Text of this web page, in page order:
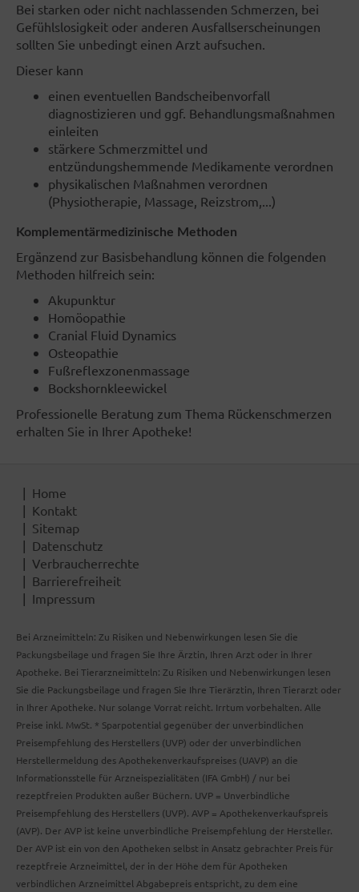
Bei starken oder nicht nachlassenden Schmerzen, bei
Gefühlslosigkeit oder anderen Ausfallserscheinungen
sollten Sie unbedingt einen Arzt aufsuchen.
Dieser kann
einen eventuellen Bandscheibenvorfall
diagnostizieren und ggf. Behandlungsmaßnahmen
einleiten
stärkere Schmerzmittel und
entzündungshemmende Medikamente verordnen
physikalischen Maßnahmen verordnen
(Physiotherapie, Massage, Reizstrom,...)
Komplementärmedizinische Methoden
Ergänzend zur Basisbehandlung können die folgenden
Methoden hilfreich sein:
Akupunktur
Homöopathie
Cranial Fluid Dynamics
Osteopathie
Fußreflexzonenmassage
Bockshornkleewickel
Professionelle Beratung zum Thema Rückenschmerzen
erhalten Sie in Ihrer Apotheke!
Home
Kontakt
Sitemap
Datenschutz
Verbraucherrechte
Barrierefreiheit
Impressum
Bei Arzneimitteln: Zu Risiken und Nebenwirkungen lesen Sie die
Packungsbeilage und fragen Sie Ihre Ärztin, Ihren Arzt oder in Ihrer
Apotheke. Bei Tierarzneimitteln: Zu Risiken und Nebenwirkungen lesen
Sie die Packungsbeilage und fragen Sie Ihre Tierärztin, Ihren Tierarzt oder
in Ihrer Apotheke. Nur solange Vorrat reicht. Irrtum vorbehalten. Alle
Preise inkl. MwSt. * Sparpotential gegenüber der unverbindlichen
Preisempfehlung des Herstellers (UVP) oder der unverbindlichen
Herstellermeldung des Apothekenverkaufspreises (UAVP) an die
Informationsstelle für Arzneispezialitäten (IFA GmbH) / nur bei
rezeptfreien Produkten außer Büchern. UVP = Unverbindliche
Preisempfehlung des Herstellers (UVP). AVP = Apothekenverkaufspreis
(AVP). Der AVP ist keine unverbindliche Preisempfehlung der Hersteller.
Der AVP ist ein von den Apotheken selbst in Ansatz gebrachter Preis für
rezeptfreie Arzneimittel, der in der Höhe dem für Apotheken
verbindlichen Arzneimittel Abgabepreis entspricht, zu dem eine